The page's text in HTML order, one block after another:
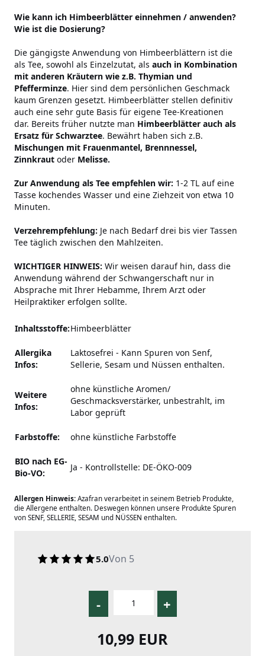
Wie kann ich Himbeerblätter einnehmen / anwenden?
Wie ist die Dosierung?
Die gängigste Anwendung von Himbeerblättern ist die
als Tee, sowohl als Einzelzutat, als auch in Kombination
mit anderen Kräutern wie z.B. Thymian und
Pfefferminze. Hier sind dem persönlichen Geschmack
kaum Grenzen gesetzt. Himbeerblätter stellen definitiv
auch eine sehr gute Basis für eigene Tee-Kreationen
dar. Bereits früher nutzte man Himbeerblätter auch als
Ersatz für Schwarztee. Bewährt haben sich z.B.
Mischungen mit Frauenmantel, Brennnessel,
Zinnkraut oder Melisse.
Zur Anwendung als Tee empfehlen wir: 1-2 TL auf eine
Tasse kochendes Wasser und eine Ziehzeit von etwa 10
Minuten.
Verzehrempfehlung: Je nach Bedarf drei bis vier Tassen
Tee täglich zwischen den Mahlzeiten.
WICHTIGER HINWEIS: Wir weisen darauf hin, dass die
Anwendung während der Schwangerschaft nur in
Absprache mit Ihrer Hebamme, Ihrem Arzt oder
Heilpraktiker erfolgen sollte.
Inhaltsstoffe:Himbeerblätter
Allergika
Infos:
Laktosefrei - Kann Spuren von Senf,
Sellerie, Sesam und Nüssen enthalten.
Weitere
Infos:
ohne künstliche Aromen/
Geschmacksverstärker, unbestrahlt, im
Labor geprüft
Farbstoffe: ohne künstliche Farbstoffe
BIO nach EG-
Bio-VO:
Ja - Kontrollstelle: DE-ÖKO-009
Allergen Hinweis: Azafran verarbeitet in seinem Betrieb Produkte,
die Allergene enthalten. Deswegen können unsere Produkte Spuren
von SENF, SELLERIE, SESAM und NÜSSEN enthalten.
5.0Von 5
- +
10,99 EUR